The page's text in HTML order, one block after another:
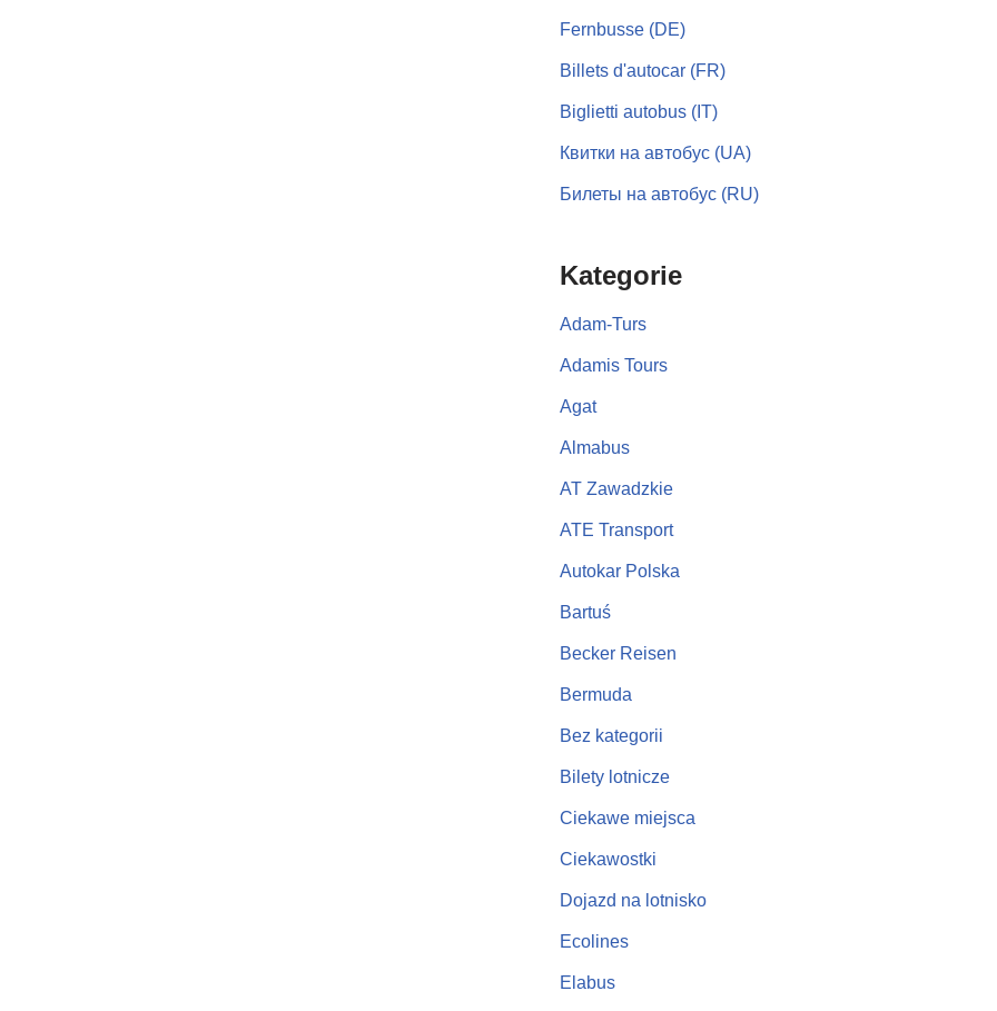
Fernbusse (DE)
Billets d'autocar (FR)
Biglietti autobus (IT)
Квитки на автобус (UA)
Билеты на автобус (RU)
Kategorie
Adam-Turs
Adamis Tours
Agat
Almabus
AT Zawadzkie
ATE Transport
Autokar Polska
Bartuś
Becker Reisen
Bermuda
Bez kategorii
Bilety lotnicze
Ciekawe miejsca
Ciekawostki
Dojazd na lotnisko
Ecolines
Elabus